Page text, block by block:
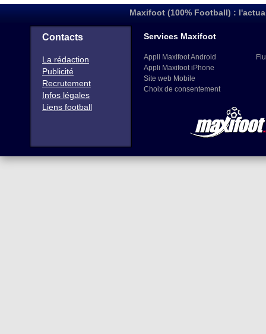
Maxifoot (100% Football) :
Contacts
La rédaction
Publicité
Recrutement
Infos légales
Liens football
Services Maxifoot
Appli Maxifoot Android
Appli Maxifoot iPhone
Site web Mobile
Choix de consentement